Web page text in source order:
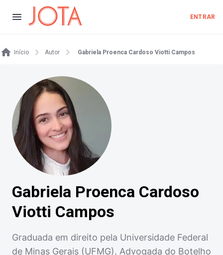
ENTRAR
Início Autor Gabriela Proenca Cardoso Viotti Campos
Gabriela Proenca Cardoso
Viotti Campos
Graduada em direito pela Universidade Federal
de Minas Gerais (UFMG). Advogada do Botelho